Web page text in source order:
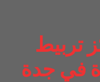
تربيط
في جدة